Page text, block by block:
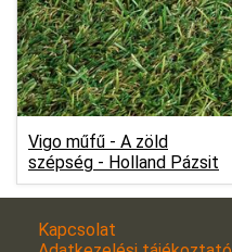
Vigo műfű - A zöld
szépség - Holland Pázsit
Kapcsolat